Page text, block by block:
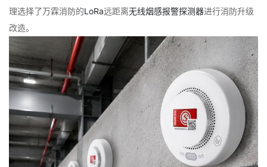
理选择了万霖消防的LoRa远距离无线烟感报警探测器进行消防升级
改造。